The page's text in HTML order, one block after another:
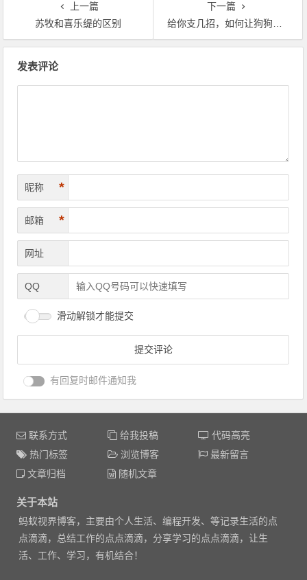
上一篇
苏牧和喜乐缇的区别
下一篇
给你支几招，如何让狗狗安静下来?
发表评论
昵称 *
邮箱 *
网址
QQ
滑动解锁才能提交
有回复时邮件通知我
联系方式 给我投稿
代码高亮
热门标签
浏览博客
最新留言
文章归档
随机文章
关于本站
蚂蚁视界博客，主要由个人生活、编程开发、等记录生活的点
点滴滴，总结工作的点点滴滴，分享学习的点点滴滴，让生
活、工作、学习，有机结合！